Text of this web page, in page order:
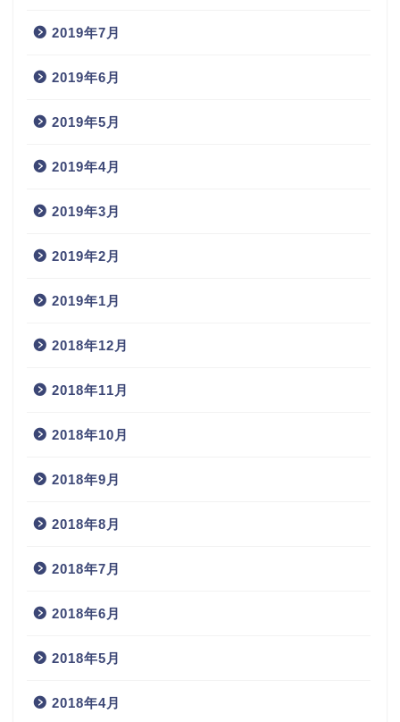
2019年7月
2019年6月
2019年5月
2019年4月
2019年3月
2019年2月
2019年1月
2018年12月
2018年11月
2018年10月
2018年9月
2018年8月
2018年7月
2018年6月
2018年5月
2018年4月